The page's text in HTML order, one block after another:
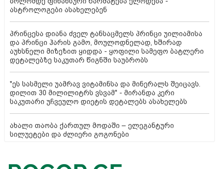
ასტროლოგები ასახელებენ
პრინცესა დიანა ძველ ტანსაცმელს პრინცი უილიამისა
და პრინცი ჰარის გამო, მოულოდნელად, ხშირად
აუხსნელი მიზეზით ყიდდა - ყოფილი სამეფო ბატლერი
დეტალებზე საკუთარ წიგნში საუბრობს
"ეს სასმელი უამრავ ვიტამინსა და მინერალს შეიცავს.
დილით 30 მილილიტრს ვსვამ" - მირანდა კერი
საკუთარი უჩვეულო დიეტის დეტალებს ასახელებს
ახალი თაობა ქართულ მოდაში – ელეგანტური
სილუეტები და ძლიერი გოგონები